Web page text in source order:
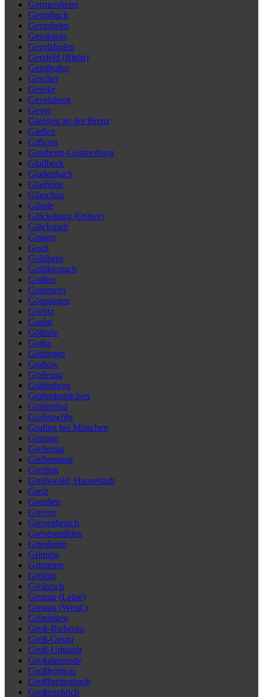
Germersheim
Gernsbach
Gernsheim
Gerolstein
Gerolzhofen
Gersfeld (Rhön)
Gersthofen
Gescher
Geseke
Gevelsberg
Geyer
Giengen an der Brenz
Gießen
Gifhorn
Ginsheim-Gustavsburg
Gladbeck
Gladenbach
Glashütte
Glauchau
Glinde
Glücksburg (Ostsee)
Glückstadt
Gnoien
Goch
Goldberg
Goldkronach
Golßen
Gommern
Göppingen
Görlitz
Goslar
Gößnitz
Gotha
Göttingen
Grabow
Grafenau
Gräfenberg
Gräfenhainichen
Gräfenthal
Grafenwöhr
Grafing bei München
Gransee
Grebenau
Grebenstein
Greding
Greifswald, Hansestadt
Greiz
Greußen
Greven
Grevenbroich
Grevesmühlen
Griesheim
Grimma
Grimmen
Gröditz
Groitzsch
Gronau (Leine)
Gronau (Westf.)
Gröningen
Groß-Bieberau
Groß-Gerau
Groß-Umstadt
Großalmerode
Großbottwar
Großbreitenbach
Großenehrich